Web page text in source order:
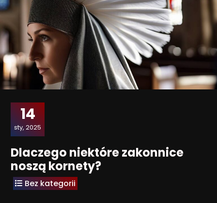
14
sty, 2025
Dlaczego niektóre zakonnice
noszą kornety?
Bez kategorii